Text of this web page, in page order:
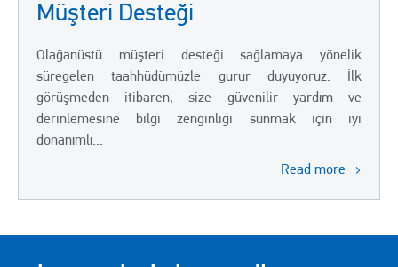
Müşteri Desteği
Olağanüstü müşteri desteği sağlamaya yönelik
süregelen taahhüdümüzle gurur duyuyoruz. İlk
görüşmeden itibaren, size güvenilir yardım ve
derinlemesine bilgi zenginliği sunmak için iyi
donanımlı...
Read more